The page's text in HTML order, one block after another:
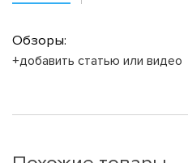
Обзоры:
+добавить статью или видео